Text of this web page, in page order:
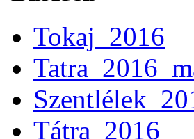
Tokaj_2016
Tátra_2016